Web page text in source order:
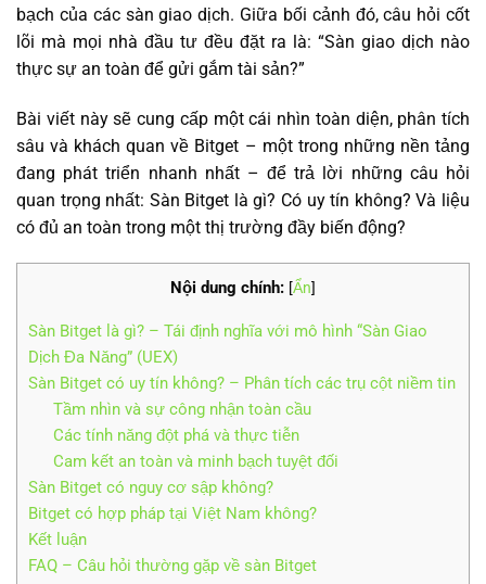
bạch của các sàn giao dịch. Giữa bối cảnh đó, câu hỏi cốt
lõi mà mọi nhà đầu tư đều đặt ra là: “Sàn giao dịch nào
thực sự an toàn để gửi gắm tài sản?”
Bài viết này sẽ cung cấp một cái nhìn toàn diện, phân tích
sâu và khách quan về Bitget – một trong những nền tảng
đang phát triển nhanh nhất – để trả lời những câu hỏi
quan trọng nhất: Sàn Bitget là gì? Có uy tín không? Và liệu
có đủ an toàn trong một thị trường đầy biến động?
Nội dung chính: [Ẩn]
Sàn Bitget là gì? – Tái định nghĩa với mô hình “Sàn Giao
Dịch Đa Năng” (UEX)
Sàn Bitget có uy tín không? – Phân tích các trụ cột niềm tin
Tầm nhìn và sự công nhận toàn cầu
Các tính năng đột phá và thực tiễn
Cam kết an toàn và minh bạch tuyệt đối
Sàn Bitget có nguy cơ sập không?
Bitget có hợp pháp tại Việt Nam không?
Kết luận
FAQ – Câu hỏi thường gặp về sàn Bitget